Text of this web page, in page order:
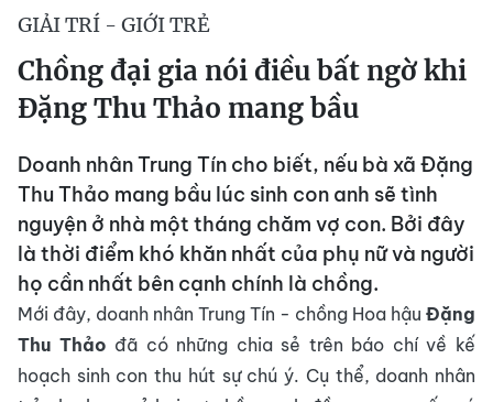
GIẢI TRÍ - GIỚI TRẺ
Chồng đại gia nói điều bất ngờ khi
Đặng Thu Thảo mang bầu
Doanh nhân Trung Tín cho biết, nếu bà xã Đặng
Thu Thảo mang bầu lúc sinh con anh sẽ tình
nguyện ở nhà một tháng chăm vợ con. Bởi đây
là thời điểm khó khăn nhất của phụ nữ và người
họ cần nhất bên cạnh chính là chồng.
Mới đây, doanh nhân Trung Tín - chồng Hoa hậu Đặng
Thu Thảo đã có những chia sẻ trên báo chí về kế
hoạch sinh con thu hút sự chú ý. Cụ thể, doanh nhân